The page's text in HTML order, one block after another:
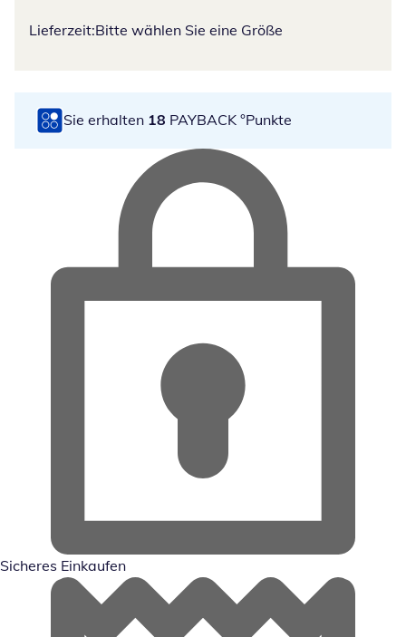
Lieferzeit:Bitte wählen Sie eine Größe
Sie erhalten 18 PAYBACK °Punkte
Sicheres Einkaufen